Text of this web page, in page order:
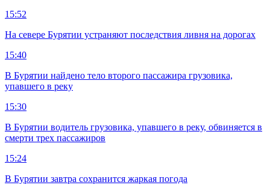
15:52
На севере Бурятии устраняют последствия ливня на дорогах
15:40
В Бурятии найдено тело второго пассажира грузовика,
упавшего в реку
15:30
В Бурятии водитель грузовика, упавшего в реку, обвиняется в
смерти трех пассажиров
15:24
В Бурятии завтра сохранится жаркая погода